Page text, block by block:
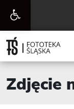
Otwórz
pasek
narzędzi
Zdjęcie